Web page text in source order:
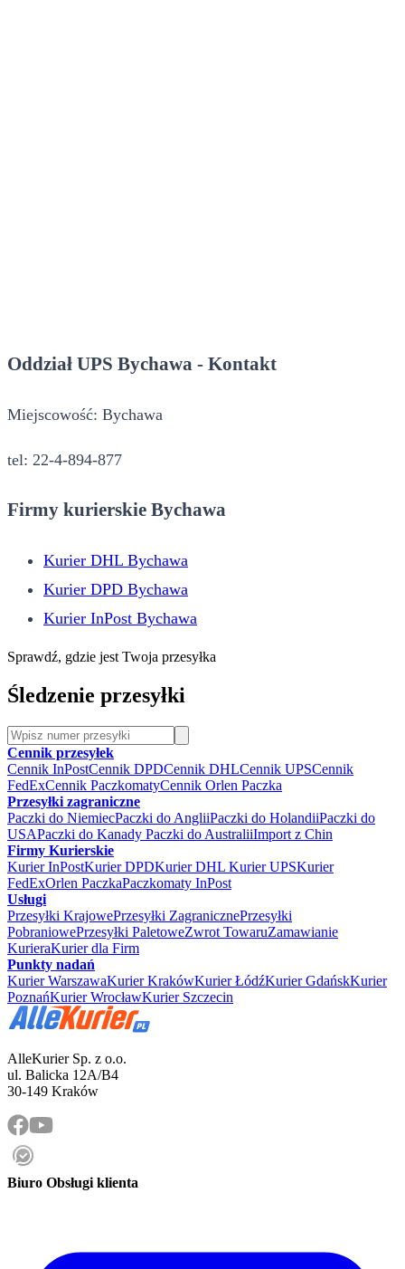
Oddział UPS Bychawa - Kontakt
Miejscowość: Bychawa
tel: 22-4-894-877
Firmy kurierskie Bychawa
Kurier DHL Bychawa
Kurier DPD Bychawa
Kurier InPost Bychawa
Sprawdź, gdzie jest Twoja przesyłka
Śledzenie przesyłki
Cennik przesyłek
Cennik InPostCennik DPDCennik DHLCennik UPSCennik
FedExCennik PaczkomatyCennik Orlen Paczka
Przesyłki zagraniczne
Paczki do NiemiecPaczki do AngliiPaczki do HolandiiPaczki do
USAPaczki do Kanady Paczki do AustraliiImport z Chin
Firmy Kurierskie
Kurier InPostKurier DPDKurier DHL Kurier UPSKurier
FedExOrlen PaczkaPaczkomaty InPost
Usługi
Przesyłki KrajowePrzesyłki ZagranicznePrzesyłki
PobraniowePrzesyłki PaletoweZwrot TowaruZamawianie
KurieraKurier dla Firm
Punkty nadań
Kurier WarszawaKurier KrakówKurier ŁódźKurier GdańskKurier
PoznańKurier WrocławKurier Szczecin
AlleKurier Sp. z o.o.
ul. Balicka 12A/B4
30-149 Kraków
Biuro Obsługi klienta